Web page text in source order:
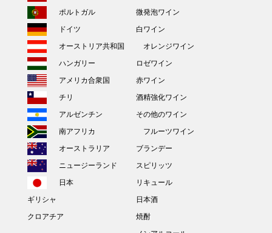
ポルトガル
ドイツ
オーストリア共和国
ハンガリー
アメリカ合衆国
チリ
アルゼンチン
南アフリカ
オーストラリア
ニュージーランド
日本
ギリシャ
クロアチア
微発泡ワイン
白ワイン
オレンジワイン
ロゼワイン
赤ワイン
酒精強化ワイン
その他のワイン
フルーツワイン
ブランデー
スピリッツ
リキュール
日本酒
焼酎